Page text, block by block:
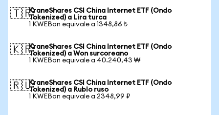
🇹🇷KraneShares CSI China Internet ETF (Ondo
Tokenized) a Lira turca
1 KWEBon equivale a 1348,86 ₺
🇰🇷KraneShares CSI China Internet ETF (Ondo
Tokenized) a Won surcoreano
1 KWEBon equivale a 40.240,43 ₩
🇷🇺KraneShares CSI China Internet ETF (Ondo
Tokenized) a Rublo ruso
1 KWEBon equivale a 2348,99 ₽